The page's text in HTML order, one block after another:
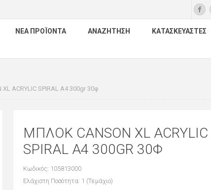
ΝΈΑ ΠΡΟΪΌΝΤΑ ΑΝΑΖΉΤΗΣΗ ΚΑΤΑΣΚΕΥΑΣΤΈΣ
ACRYLIC SPIRAL Α4 300gr 30φ
ΜΠΛΟΚ CANSON XL ACRYLIC
SPIRAL Α4 300GR 30Φ
Κωδικός: 105813000
Ελάχιστη Ποσότητα: 1 (Τεμάχιο)